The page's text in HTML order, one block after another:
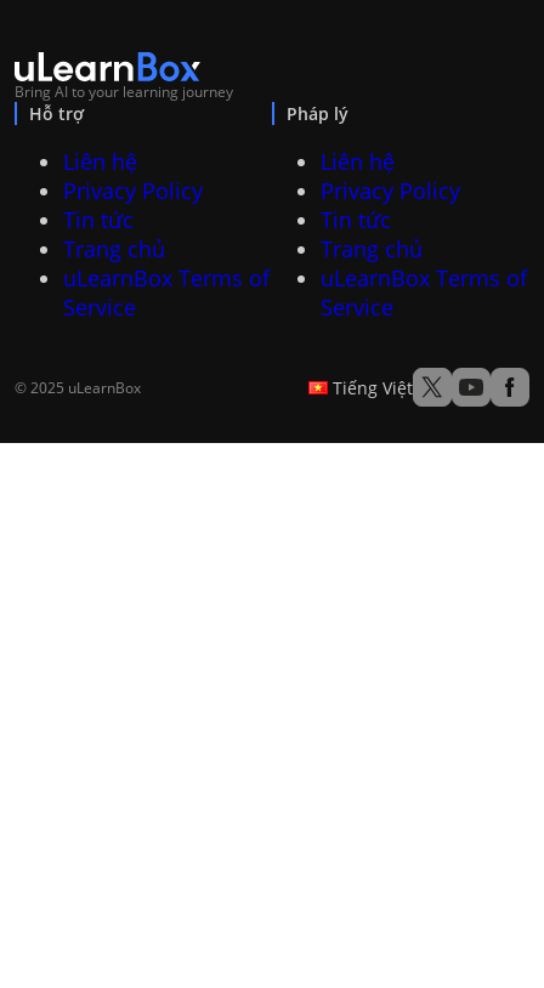
Bring AI to your learning journey
Hỗ trợ
Liên hệ
Privacy Policy
Tin tức
Trang chủ
uLearnBox Terms of
Service
Pháp lý
Liên hệ
Privacy Policy
Tin tức
Trang chủ
uLearnBox Terms of
Service
© 2025 uLearnBox Tiếng Việt